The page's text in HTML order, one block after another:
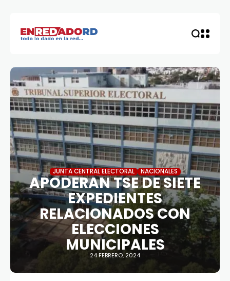
JUNTA CENTRAL ELECTORAL NACIONALES
APODERAN TSE DE SIETE
EXPEDIENTES
RELACIONADOS CON
ELECCIONES
MUNICIPALES
24 FEBRERO, 2024